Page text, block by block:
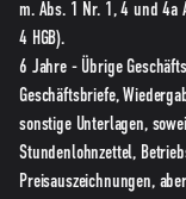
m. Abs. 1 Nr. 1, 4 und 4a
4 HGB).
6 Jahre - Übrige
Geschäftsbriefe,
sonstige Unterlagen,
Stundenlohnzettel,
Preisauszeichnungen,